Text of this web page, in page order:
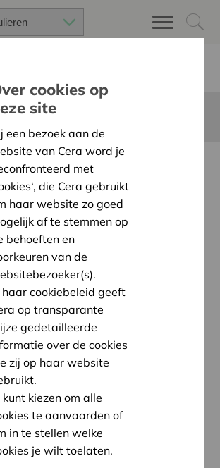
is niet vertaald in het Nederlands
M
respectvolle samenleving
05/2026
cookies op
site
een bezoek aan de
van Cera word je
met
die Cera gebruikt
haar website zo goed
af te stemmen op
behoeften en
van de
haar cookiebeleid geeft
op transparante
gedetailleerde
over de cookies
zij op haar website
kunt kiezen om alle
te aanvaarden of
in te stellen welke
je wilt toelaten.